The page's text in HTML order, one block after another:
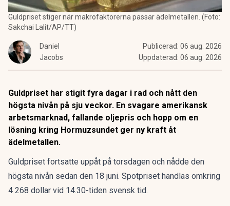
Guldpriset stiger när makrofaktorerna passar ädelmetallen. (Foto:
Sakchai Lalit/AP/TT)
Daniel
Jacobs
Publicerad: 06 aug. 2026
Uppdaterad: 06 aug. 2026
Guldpriset har stigit fyra dagar i rad och nått den
högsta nivån på sju veckor. En svagare amerikansk
arbetsmarknad, fallande oljepris och hopp om en
lösning kring Hormuzsundet ger ny kraft åt
ädelmetallen.
Guldpriset fortsatte uppåt på torsdagen och nådde den
högsta nivån sedan den 18 juni. Spotpriset handlas omkring
4 268 dollar vid 14.30-tiden svensk tid.